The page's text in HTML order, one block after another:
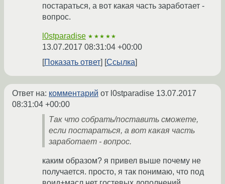
постараться, а вот какая часть заработает -
вопрос.
l0stparadise ★★★★★
13.07.2017 08:31:04 +00:00
Показать ответ
Ссылка
Ответ на: комментарий от l0stparadise 13.07.2017
08:31:04 +00:00
Так что собрать/поставить сможете,
если постараться, а вот какая часть
заработает - вопрос.
каким образом? я привел выше почему не
получается. просто, я так понимаю, что под